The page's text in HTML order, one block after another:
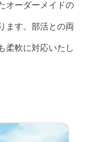
オーダーメイドの
ます。部活との両
柔軟に対応いたし